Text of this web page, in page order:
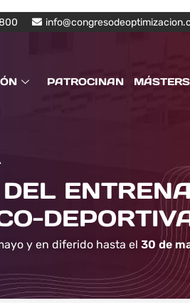
PATROCINAN MÁSTERS
y en diferido hasta el 30 de